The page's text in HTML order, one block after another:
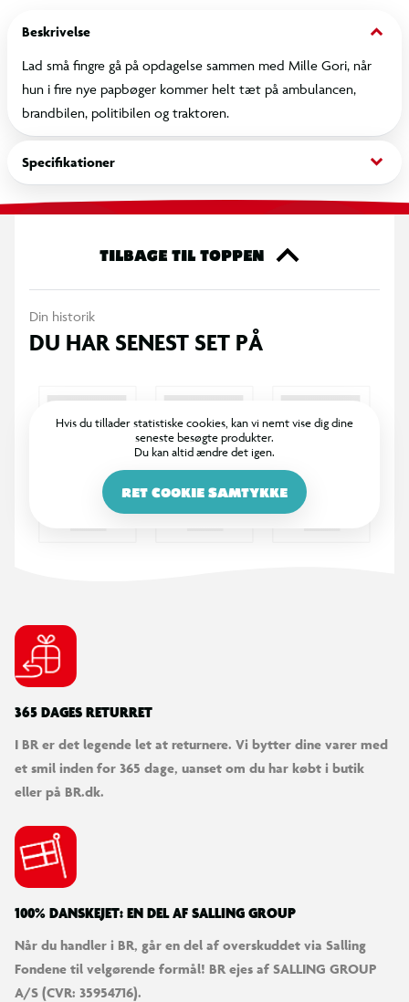
Beskrivelse keyboard_arrow_down
Lad små fingre gå på opdagelse sammen med Mille Gori, når
hun i fire nye papbøger kommer helt tæt på ambulancen,
brandbilen, politibilen og traktoren.
Specifikationer keyboard_arrow_down
TILBAGE TIL TOPPEN
Din historik
DU HAR SENEST SET PÅ
Hvis du tillader statistiske cookies, kan vi nemt vise dig dine
seneste besøgte produkter.
Du kan altid ændre det igen.
RET COOKIE SAMTYKKE
365 DAGES RETURRET
I BR er det legende let at returnere. Vi bytter dine varer med
et smil inden for 365 dage, uanset om du har købt i butik
eller på BR.dk.
100% DANSKEJET: EN DEL AF SALLING GROUP
Når du handler i BR, går en del af overskuddet via Salling
Fondene til velgørende formål! BR ejes af SALLING GROUP
A/S (CVR: 35954716).